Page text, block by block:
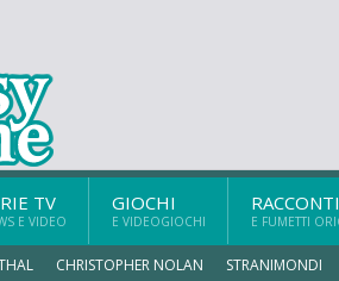
TV
E VIDEO
GIOCHI
E VIDEOGIOCHI
RACCONTI
E FUMETTI
CHRISTOPHER NOLAN STRANIMONDI